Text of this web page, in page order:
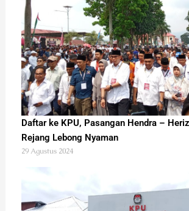
Daftar ke KPU, Pasangan Hendra –
Rejang Lebong Nyaman
29 Agustus 2024